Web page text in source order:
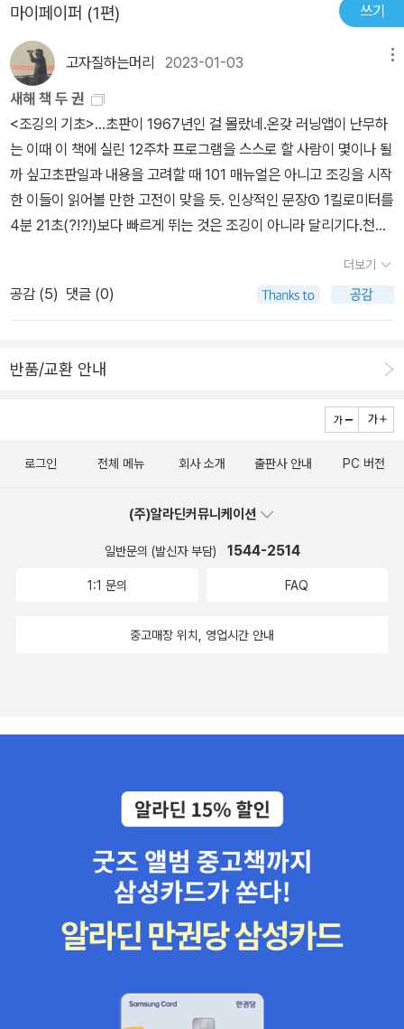
마이페이퍼 (1편) 쓰기
고자질하는머리 2023-01-03
새해 책 두 권
<조깅의 기초>...초판이 1967년인 걸 몰랐네.온갖 러닝앱이 난무하
는 이때 이 책에 실린 12주차 프로그램을 스스로 할 사람이 몇이나 될
까 싶고초판일과 내용을 고려할 때 101 매뉴얼은 아니고 조깅을 시작
한 이들이 읽어볼 만한 고전이 맞을 듯. 인상적인 문장① 1킬로미터를
4분 21초(?!?!)보다 빠르게 뛰는 것은 조깅이 아니라 달리기다.천천
몰랐지만 4분 21초라니. 선수 수준 아닌가. 거북이 친구인 나에게만
놀라운 것인가.② 훈련이지, 혹사가 아니다. 절대 전력을 다하지 말라.
12월 영상 1도인 어느 날 호기롭게 나갔다가 2/3 지점에서 긴급 후
까지 맞으니 동태가 됐다. 맞은편 달리는 어르신에게 경외의 눈빛을
할 때 관절도 전과 다른 느낌인데 자신을 너무 과신했다. 방구석에서
프라는 이름처럼 크레이프를 얇게 켜켜이 쌓아 만드는 게 관건이다.
같다. <64>가 그렇다. 천 겹의 소설. 그 밀도가 부담스러운 순간도
있지만 계층과 층위가 켜켜이 만나 하나의 종장을 이루는 촘촘함에는
'제 스타일로 완성한 이야기의 정원에 오신 것을 환영합니다. 천천히
기쿠니시 하나코의 이름이 아니라 메이카와 료지라는 한 인간이 이
죽음을 애도할 기회를, 익명 문제를 둘러싼 갈등에 빼앗긴 것이다. 미
카미는 보고서를 든 손을 힘없이 내렸다. 기자들의 태도는 달라지지
않았다. 하지만 다들 그를 보고 있었다. 모든 눈동자가 미카미를 똑바
로 바라보고 있었다.-----D현경 홍보 담당관 미카미 모리유키는 형
사부에서 홍보실로 발령난 것을 좌천이자 ‘낙인’으로 여기는 조직 내
경계인이다. 정보 유출에 민감한 형사들에게 미카미는 경찰 동료라기
거기에 고등학생 딸의 가출까지 일련의 사건에서 자신의 존재를 입증
더보기
공감 (5) 댓글 (0)
반품/교환 안내
로그인 전체 메뉴 회사 소개 출판사 안내 PC 버전
(주)알라딘커뮤니케이션
일반문의 (발신자 부담) 1544-2514
1:1 문의 FAQ
중고매장 위치, 영업시간 안내